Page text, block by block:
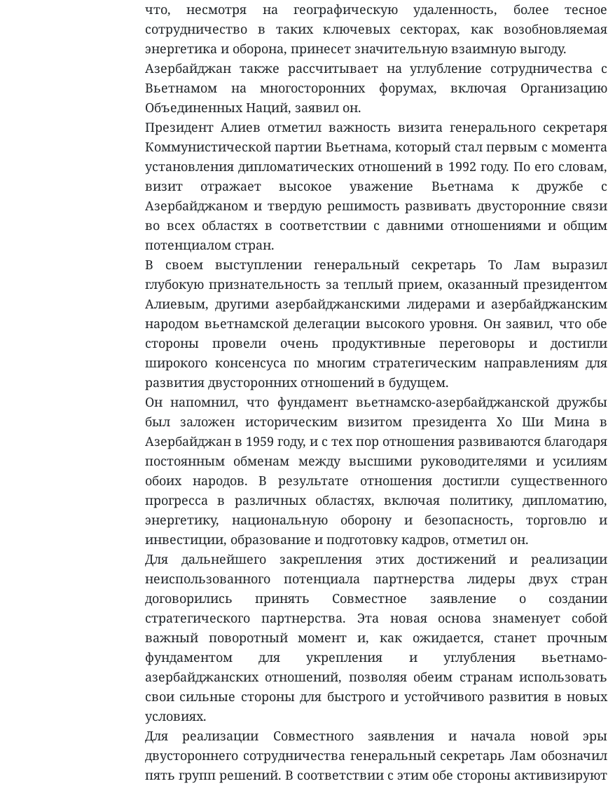
что, несмотря на географическую удаленность, более тесное
сотрудничество в таких ключевых секторах, как возобновляемая
энергетика и оборона, принесет значительную взаимную выгоду.
Азербайджан также рассчитывает на углубление сотрудничества с
Вьетнамом на многосторонних форумах, включая Организацию
Объединенных Наций, заявил он.
Президент Алиев отметил важность визита генерального секретаря
Коммунистической партии Вьетнама, который стал первым с момента
установления дипломатических отношений в 1992 году. По его словам,
визит отражает высокое уважение Вьетнама к дружбе с
Азербайджаном и твердую решимость развивать двусторонние связи
во всех областях в соответствии с давними отношениями и общим
потенциалом стран.
В своем выступлении генеральный секретарь То Лам выразил
глубокую признательность за теплый прием, оказанный президентом
Алиевым, другими азербайджанскими лидерами и азербайджанским
народом вьетнамской делегации высокого уровня. Он заявил, что обе
стороны провели очень продуктивные переговоры и достигли
широкого консенсуса по многим стратегическим направлениям для
развития двусторонних отношений в будущем.
Он напомнил, что фундамент вьетнамско-азербайджанской дружбы
был заложен историческим визитом президента Хо Ши Мина в
Азербайджан в 1959 году, и с тех пор отношения развиваются благодаря
постоянным обменам между высшими руководителями и усилиям
обоих народов. В результате отношения достигли существенного
прогресса в различных областях, включая политику, дипломатию,
энергетику, национальную оборону и безопасность, торговлю и
инвестиции, образование и подготовку кадров, отметил он.
Для дальнейшего закрепления этих достижений и реализации
неиспользованного потенциала партнерства лидеры двух стран
договорились принять Совместное заявление о создании
стратегического партнерства. Эта новая основа знаменует собой
важный поворотный момент и, как ожидается, станет прочным
фундаментом для укрепления и углубления вьетнамо-
азербайджанских отношений, позволяя обеим странам использовать
свои сильные стороны для быстрого и устойчивого развития в новых
условиях.
Для реализации Совместного заявления и начала новой эры
двустороннего сотрудничества генеральный секретарь Лам обозначил
пять групп решений. В соответствии с этим обе стороны активизируют